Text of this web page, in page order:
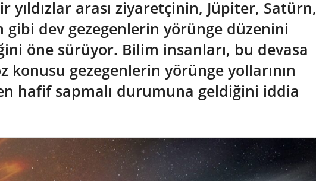
yıldızlar arası ziyaretçinin, Jüpiter, Satürn,
gibi dev gezegenlerin yörünge düzenini
öne sürüyor. Bilim insanları, bu devasa
konusu gezegenlerin yörünge yollarının
hafif sapmalı durumuna geldiğini iddia